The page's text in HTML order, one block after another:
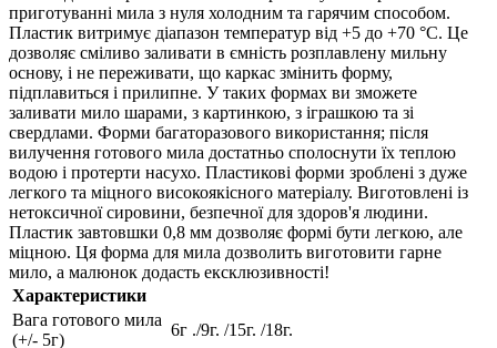
приготуванні мила з нуля холодним та гарячим способом.
Пластик витримує діапазон температур від +5 до +70 °С. Це
дозволяє сміливо заливати в ємність розплавлену мильну
основу, і не переживати, що каркас змінить форму,
підплавиться і прилипне. У таких формах ви зможете
заливати мило шарами, з картинкою, з іграшкою та зі
свердлами. Форми багаторазового використання; після
вилучення готового мила достатньо сполоснути їх теплою
водою і протерти насухо. Пластикові форми зроблені з дуже
легкого та міцного високоякісного матеріалу. Виготовлені із
нетоксичної сировини, безпечної для здоров'я людини.
Пластик завтовшки 0,8 мм дозволяє формі бути легкою, але
міцною. Ця форма для мила дозволить виготовити гарне
мило, а малюнок додасть ексклюзивності!
Характеристики
Вага готового мила
(+/- 5г)
6г ./9г. /15г. /18г.